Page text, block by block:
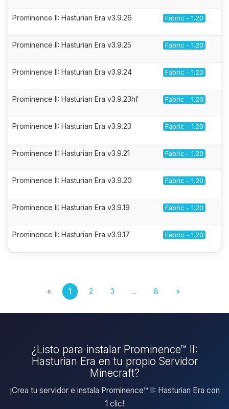
Prominence II: Hasturian Era v3.9.26 Fabric - 1.20
Prominence II: Hasturian Era v3.9.25 Fabric - 1.20
Prominence II: Hasturian Era v3.9.24 Fabric - 1.20
Prominence II: Hasturian Era v3.9.23hf Fabric - 1.20
Prominence II: Hasturian Era v3.9.23 Fabric - 1.20
Prominence II: Hasturian Era v3.9.21 Fabric - 1.20
Prominence II: Hasturian Era v3.9.20 Fabric - 1.20
Prominence II: Hasturian Era v3.9.19 Fabric - 1.20
Prominence II: Hasturian Era v3.9.17 Fabric - 1.20
« 1 2 3 ... 8 »
¿Listo para instalar Prominence™ II:
Hasturian Era en tu propio Servidor
Minecraft?
¡Crea tu servidor e instala Prominence™ II: Hasturian Era con
1 clic!